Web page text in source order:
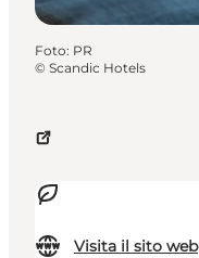
Visita il sito web
Foto: PR
© Scandic Hotels